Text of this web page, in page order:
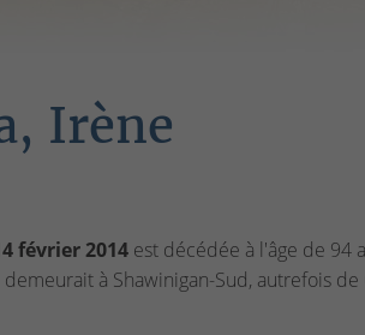
Irène
février 2014 est décédée à l'âge de 94
à Shawinigan-Sud, autrefois